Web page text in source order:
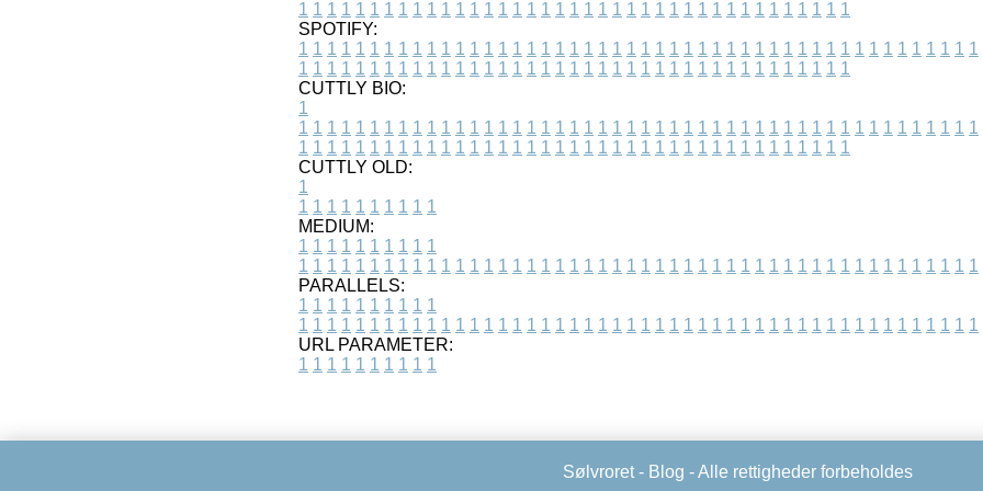
1 1 1 1 1 1 1 1 1 1 1 1 1 1 1 1 1 1 1 1 1 1 1 1 1 1 1 1 1 1 1 1 1 1 1 1 1 1 1
SPOTIFY:
1 1 1 1 1 1 1 1 1 1 1 1 1 1 1 1 1 1 1 1 1 1 1 1 1 1 1 1 1 1 1 1 1 1 1 1 1 1 1 1 1 1 1 1 1 1 1 1
1 1 1 1 1 1 1 1 1 1 1 1 1 1 1 1 1 1 1 1 1 1 1 1 1 1 1 1 1 1 1 1 1 1 1 1 1 1 1
CUTTLY BIO:
1
1 1 1 1 1 1 1 1 1 1 1 1 1 1 1 1 1 1 1 1 1 1 1 1 1 1 1 1 1 1 1 1 1 1 1 1 1 1 1 1 1 1 1 1 1 1 1 1
1 1 1 1 1 1 1 1 1 1 1 1 1 1 1 1 1 1 1 1 1 1 1 1 1 1 1 1 1 1 1 1 1 1 1 1 1 1 1
CUTTLY OLD:
1
1 1 1 1 1 1 1 1 1 1
MEDIUM:
1 1 1 1 1 1 1 1 1 1
1 1 1 1 1 1 1 1 1 1 1 1 1 1 1 1 1 1 1 1 1 1 1 1 1 1 1 1 1 1 1 1 1 1 1 1 1 1 1 1 1 1 1 1 1 1 1 1
PARALLELS:
1 1 1 1 1 1 1 1 1 1
1 1 1 1 1 1 1 1 1 1 1 1 1 1 1 1 1 1 1 1 1 1 1 1 1 1 1 1 1 1 1 1 1 1 1 1 1 1 1 1 1 1 1 1 1 1 1 1
URL PARAMETER:
1 1 1 1 1 1 1 1 1 1
Sølvroret - Blog - Alle rettigheder forbeholdes